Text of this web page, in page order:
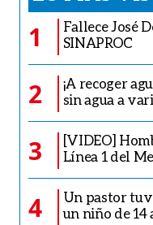
1
Fallece José
SINAPROC
2
¡A recoger
sin agua a
3
[VIDEO]
Línea 1 del
4
Un pastor
un niño de 14